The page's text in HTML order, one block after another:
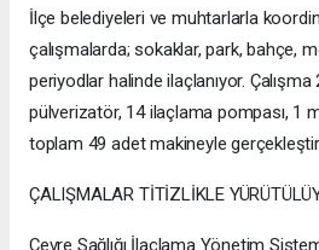
İlçe belediyeleri ve muhtarlarla
çalışmalarda; sokaklar, park, bahçe,
periyodlar halinde ilaçlanıyor.
pülverizatör, 14 ilaçlama pompası, 1
toplam 49 adet makineyle
ÇALIŞMALAR TİTİZLİKLE
Çevre Sağlığı İlaçlama Yönetim